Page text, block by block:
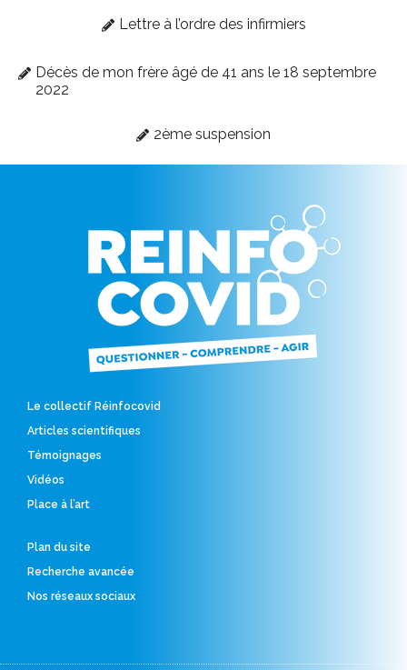
Lettre à l’ordre des infirmiers
Décès de mon frère âgé de 41 ans le 18 septembre
2022
2ème suspension
Le collectif Réinfocovid
Articles scientifiques
Témoignages
Vidéos
Place à l’art
Plan du site
Recherche avancée
Nos réseaux sociaux